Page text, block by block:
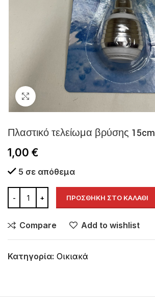
Πλαστικό τελείωμα βρύσης 15cm
1,00 €
5 σε απόθεμα
ΠΡΟΣΘΉΚΗ ΣΤΟ ΚΑΛΆΘΙ
Compare Add to wishlist
Κατηγορία: Οικιακά